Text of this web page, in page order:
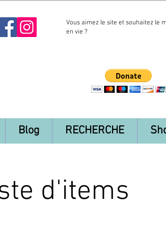
Vous aimez le site et souhaitez le
en vie ?
Blog RECHERCHE
d'items